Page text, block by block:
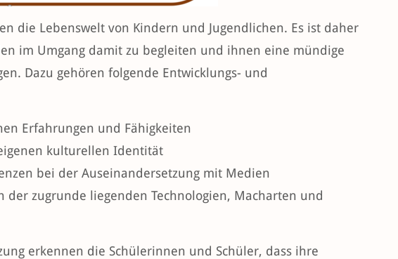
die Lebenswelt von Kindern und Jugendlichen. Es ist daher
im Umgang damit zu begleiten und ihnen eine mündige
Dazu gehören folgende Entwicklungs- und
Erfahrungen und Fähigkeiten
kulturellen Identität
bei der Auseinandersetzung mit Medien
der zugrunde liegenden Technologien, Macharten und
erkennen die Schülerinnen und Schüler, dass ihre